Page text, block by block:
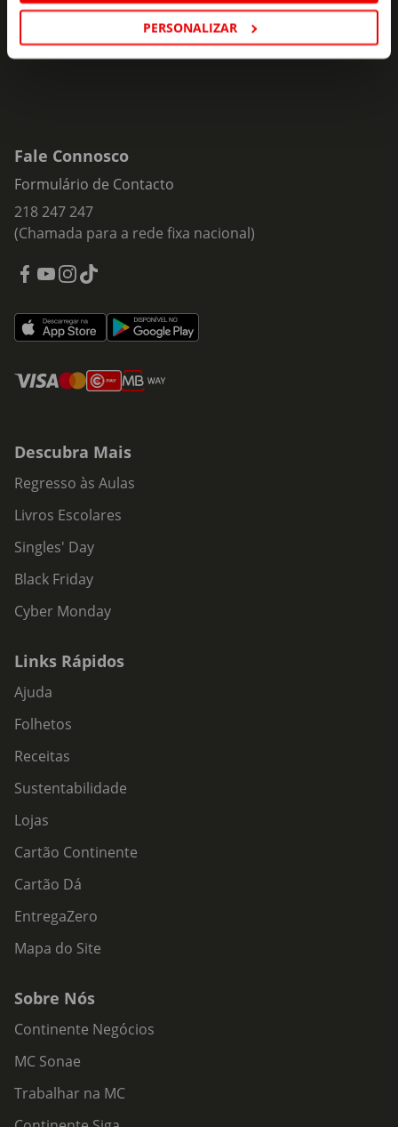
PERSONALIZAR
mail
Subscrever
Fale Connosco
Formulário de Contacto
218 247 247
(Chamada para a rede fixa nacional)
Descubra Mais
Regresso às Aulas
Livros Escolares
Singles' Day
Black Friday
Cyber Monday
Links Rápidos
Ajuda
Folhetos
Receitas
Sustentabilidade
Lojas
Cartão Continente
Cartão Dá
EntregaZero
Mapa do Site
Sobre Nós
Continente Negócios
MC Sonae
Trabalhar na MC